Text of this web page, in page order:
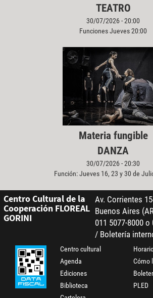
TEATRO
30/07/2026 - 20:00
Funciones Jueves 20:00
Materia fungible
DANZA
30/07/2026 - 20:30
Función: Jueves 16, 23 y 30 de
Centro Cultural de la
Cooperación FLOREAL
GORINI
Av. Corrientes
Buenos Aires
011 5077-8000 o
/ Boletería
Centro cultural
Agenda
Ediciones
Biblioteca
Cómo
PLED